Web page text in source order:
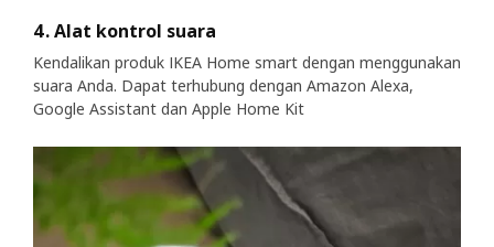
4. Alat kontrol suara
Kendalikan produk IKEA Home smart dengan menggunakan
suara Anda. Dapat terhubung dengan Amazon Alexa,
Google Assistant dan Apple Home Kit